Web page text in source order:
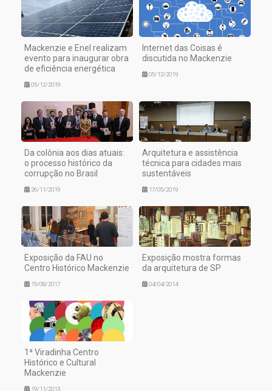
Mackenzie e Enel realizam
evento para inaugurar obra
de eficiência energética
05/12/2019
Internet das Coisas é
discutida no Mackenzie
05/12/2019
Da colônia aos dias atuais:
o processo histórico da
corrupção no Brasil
26/11/2019
Arquitetura e assistência
técnica para cidades mais
sustentáveis
17/05/2019
Exposição da FAU no
Centro Histórico Mackenzie
15/08/2017
Exposição mostra formas
da arquitetura de SP
04/04/2014
1ª Viradinha Centro
Histórico e Cultural
Mackenzie
19/11/2013